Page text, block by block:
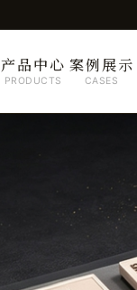
产品中心
PRODUCTS
案例展示
CASES